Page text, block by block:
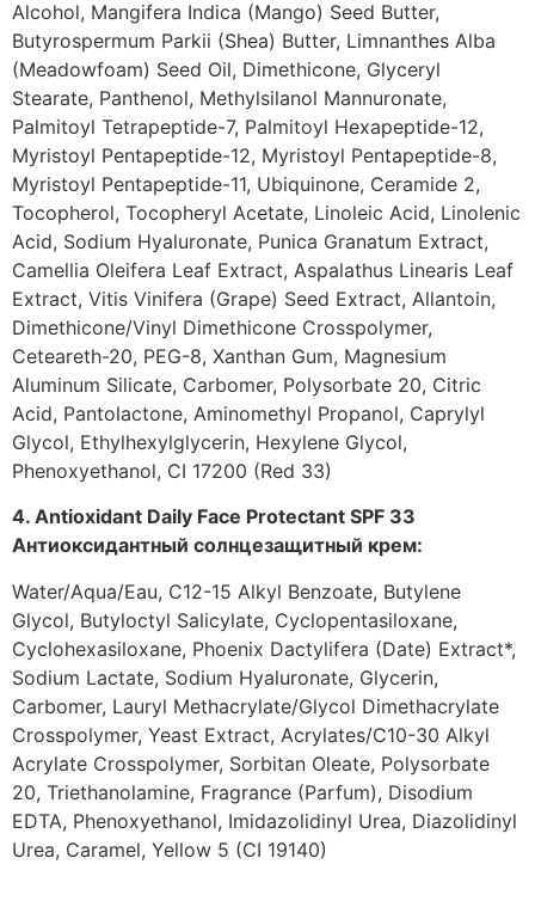
Alcohol, Mangifera Indica (Mango) Seed Butter,
Butyrospermum Parkii (Shea) Butter, Limnanthes Alba
(Meadowfoam) Seed Oil, Dimethicone, Glyceryl
Stearate, Panthenol, Methylsilanol Mannuronate,
Palmitoyl Tetrapeptide-7, Palmitoyl Hexapeptide-12,
Myristoyl Pentapeptide-12, Myristoyl Pentapeptide-8,
Myristoyl Pentapeptide-11, Ubiquinone, Ceramide 2,
Tocopherol, Tocopheryl Acetate, Linoleic Acid, Linolenic
Acid, Sodium Hyaluronate, Punica Granatum Extract,
Camellia Oleifera Leaf Extract, Aspalathus Linearis Leaf
Extract, Vitis Vinifera (Grape) Seed Extract, Allantoin,
Dimethicone/Vinyl Dimethicone Crosspolymer,
Ceteareth-20, PEG-8, Xanthan Gum, Magnesium
Aluminum Silicate, Carbomer, Polysorbate 20, Citric
Acid, Pantolactone, Aminomethyl Propanol, Caprylyl
Glycol, Ethylhexylglycerin, Hexylene Glycol,
Phenoxyethanol, CI 17200 (Red 33)
4. Antioxidant Daily Face Protectant SPF 33
Антиоксидантный солнцезащитный крем:
Water/Aqua/Eau, C12-15 Alkyl Benzoate, Butylene
Glycol, Butyloctyl Salicylate, Cyclopentasiloxane,
Cyclohexasiloxane, Phoenix Dactylifera (Date) Extract*,
Sodium Lactate, Sodium Hyaluronate, Glycerin,
Carbomer, Lauryl Methacrylate/Glycol Dimethacrylate
Crosspolymer, Yeast Extract, Acrylates/C10-30 Alkyl
Acrylate Crosspolymer, Sorbitan Oleate, Polysorbate
20, Triethanolamine, Fragrance (Parfum), Disodium
EDTA, Phenoxyethanol, Imidazolidinyl Urea, Diazolidinyl
Urea, Caramel, Yellow 5 (CI 19140)